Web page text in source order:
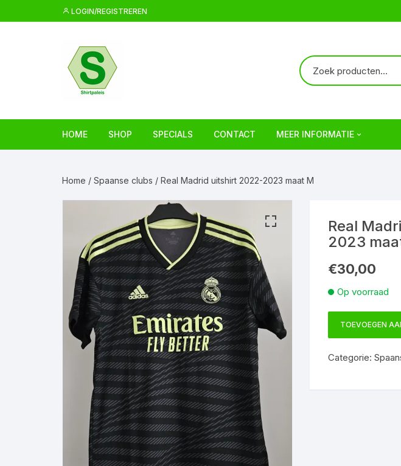
naar
LOGIN/REGISTREREN
HOME SHOP SPECIALS CONTACT MEER INFORMATIE
Veelgestelde vragen | FAQ
Home / Spaanse clubs / Real Madrid uitshirt 2022-2023 maat M
Real
2023
€30,00
Op voorraad
Real
uitshirt
TOEVOEGEN
Categorie: